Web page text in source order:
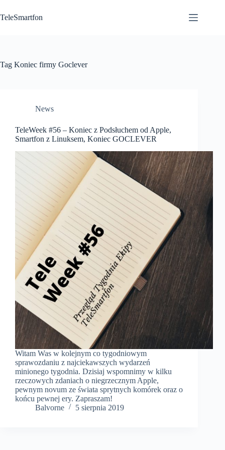
do
treści
TeleSmartfon
Tag Koniec firmy Goclever
News
TeleWeek #56 – Koniec z Podsłuchem od Apple,
Smartfon z Linuksem, Koniec GOCLEVER
Witam Was w kolejnym co tygodniowym
sprawozdaniu z najciekawszych wydarzeń
minionego tygodnia. Dzisiaj wspomnimy w kilku
rzeczowych zdaniach o niegrzecznym Apple,
pewnym novum ze świata sprytnych komórek oraz o
końcu pewnej ery. Zapraszam!
Balvorne
5 sierpnia 2019